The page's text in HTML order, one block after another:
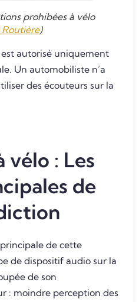
prohibées à vélo
)
autorisé uniquement
Un automobiliste n’a
des écouteurs sur la
vélo : Les
de
de cette
de dispositif audio sur la
de son
: moindre perception des